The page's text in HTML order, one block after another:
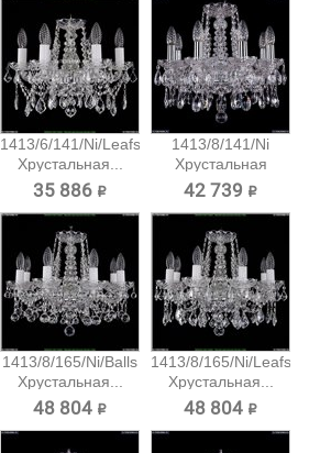
1413/6/141/Ni/Leafs
Хрустальная...
35 886 ₽
1413/8/141/Ni
Хрустальная
подвесная...
42 739 ₽
1413/8/165/Ni/Balls
Хрустальная...
48 804 ₽
1413/8/165/Ni/Leafs
Хрустальная...
48 804 ₽